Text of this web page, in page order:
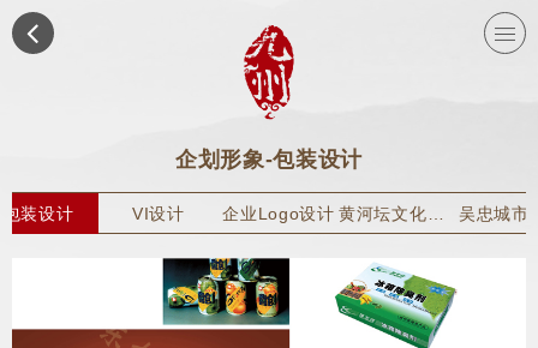
企划形象-包装设计
包装设计 VI设计 企业Logo设计 黄河坛文化旅游纪念品包装设计